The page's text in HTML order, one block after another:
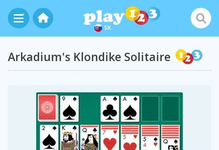
SK
Arkadium's Klondike Solitaire